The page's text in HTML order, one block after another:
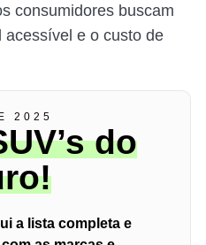
consumidores buscam
e o custo de
2025
do
a lista completa e